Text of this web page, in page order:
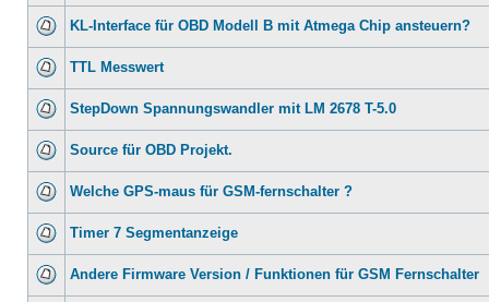
KL-Interface für OBD Modell B mit Atmega Chip ansteuern?
TTL Messwert
StepDown Spannungswandler mit LM 2678 T-5.0
Source für OBD Projekt.
Welche GPS-maus für GSM-fernschalter ?
Timer 7 Segmentanzeige
Andere Firmware Version / Funktionen für GSM Fernschalter